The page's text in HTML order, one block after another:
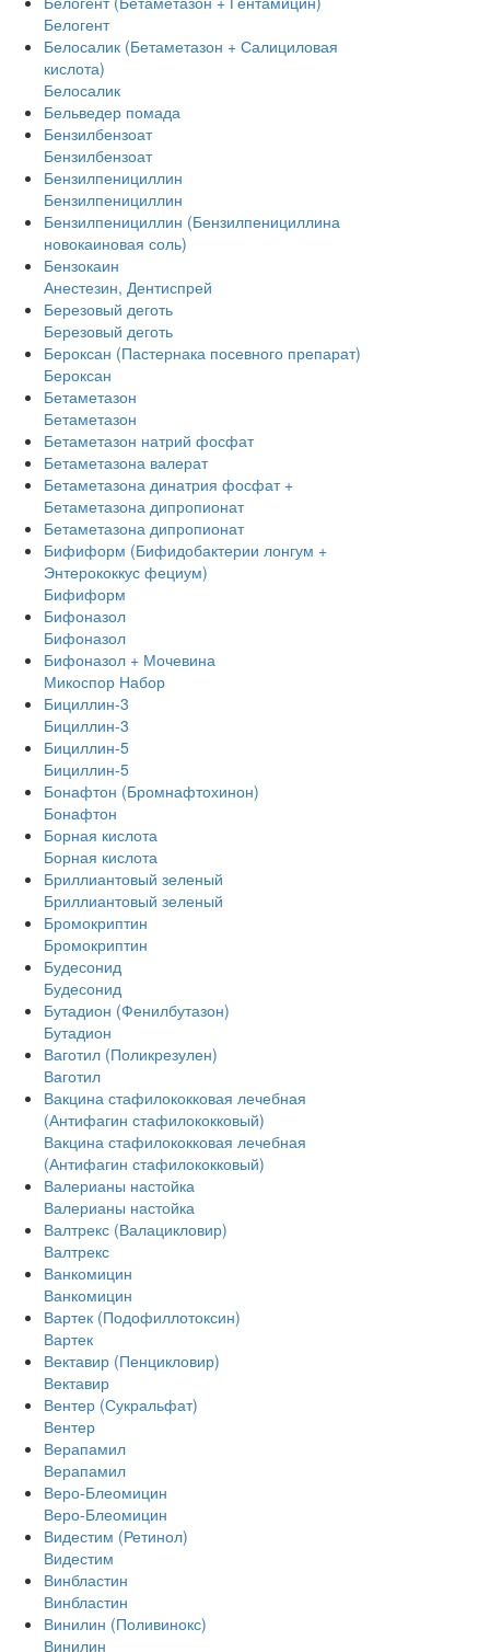
Белогент
Белосалик (Бетаметазон + Салициловая
кислота)
Белосалик
Бельведер помада
Бензилбензоат
Бензилбензоат
Бензилпенициллин
Бензилпенициллин
Бензилпенициллин (Бензилпенициллина
новокаиновая соль)
Бензокаин
Анестезин, Дентиспрей
Березовый деготь
Березовый деготь
Бероксан (Пастернака посевного препарат)
Бероксан
Бетаметазон
Бетаметазон
Бетаметазон натрий фосфат
Бетаметазона валерат
Бетаметазона динатрия фосфат +
Бетаметазона дипропионат
Бетаметазона дипропионат
Бифиформ (Бифидобактерии лонгум +
Энтерококкус фециум)
Бифиформ
Бифоназол
Бифоназол
Бифоназол + Мочевина
Микоспор Набор
Бициллин-3
Бициллин-3
Бициллин-5
Бициллин-5
Бонафтон (Бромнафтохинон)
Бонафтон
Борная кислота
Борная кислота
Бриллиантовый зеленый
Бриллиантовый зеленый
Бромокриптин
Бромокриптин
Будесонид
Будесонид
Бутадион (Фенилбутазон)
Бутадион
Ваготил (Поликрезулен)
Ваготил
Вакцина стафилококковая лечебная
(Антифагин стафилококковый)
Вакцина стафилококковая лечебная
(Антифагин стафилококковый)
Валерианы настойка
Валерианы настойка
Валтрекс (Валацикловир)
Валтрекс
Ванкомицин
Ванкомицин
Вартек (Подофиллотоксин)
Вартек
Вектавир (Пенцикловир)
Вектавир
Вентер (Сукральфат)
Вентер
Верапамил
Верапамил
Веро-Блеомицин
Веро-Блеомицин
Видестим (Ретинол)
Видестим
Винбластин
Винбластин
Винилин (Поливинокс)
Винилин